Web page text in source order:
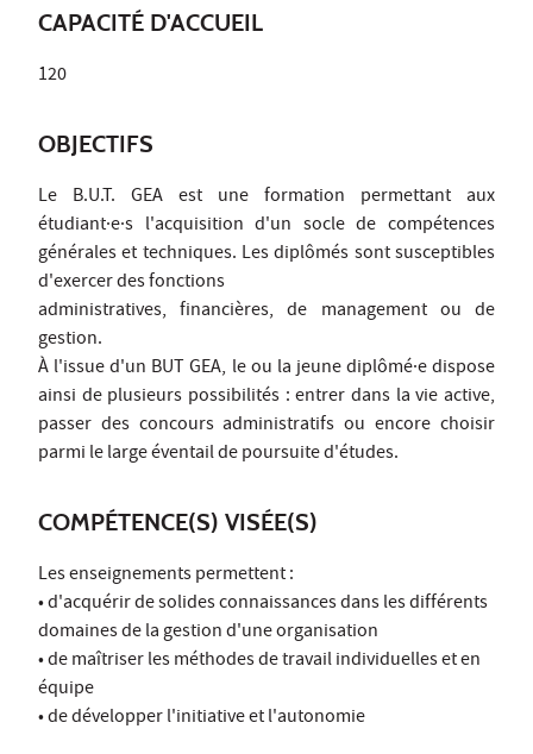
CAPACITÉ D'ACCUEIL
120
OBJECTIFS
Le B.U.T. GEA est une formation permettant aux
étudiant·e·s l'acquisition d'un socle de compétences
générales et techniques. Les diplômés sont susceptibles
d'exercer des fonctions
administratives, financières, de management ou de
gestion.
À l'issue d'un BUT GEA, le ou la jeune diplômé·e dispose
ainsi de plusieurs possibilités : entrer dans la vie active,
passer des concours administratifs ou encore choisir
parmi le large éventail de poursuite d'études.
COMPÉTENCE(S) VISÉE(S)
Les enseignements permettent :
• d'acquérir de solides connaissances dans les différents
domaines de la gestion d'une organisation
• de maîtriser les méthodes de travail individuelles et en
équipe
• de développer l'initiative et l'autonomie